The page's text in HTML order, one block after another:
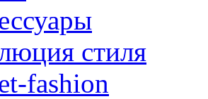
стиля
fashion